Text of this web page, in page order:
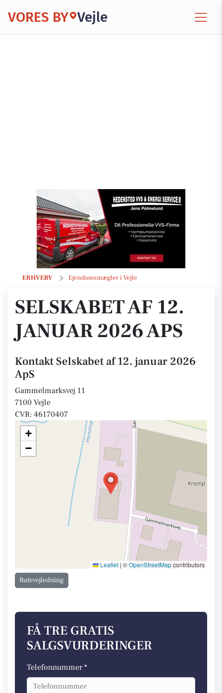
VORES BY Vejle
ERHVERV Ejendomsmægler i Vejle
Selskabet af 12. januar 2026 ApS
SELSKABET AF 12.
JANUAR 2026 APS
Kontakt Selskabet af 12. januar 2026
ApS
Gammelmarksvej 11
7100 Vejle
CVR: 46170407
+
−
Leaflet | ©OpenStreetMapcontributors
Rutevejledning
FÅ TRE GRATIS
SALGSVURDERINGER
Telefonnummer *